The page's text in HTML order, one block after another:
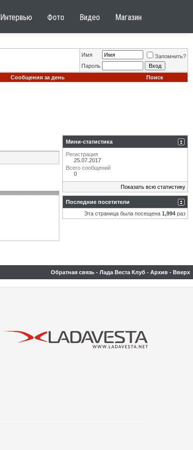
Интервью Фото Видео Магазин
Имя
Запомнить?
Пароль
Сообщения за день Поиск
Мини-статистика
Регистрация
25.07.2017
Всего сообщений
0
Показать всю статистику
Последние посетители
Эта страница была посещена 1,994 раз
Обратная связь - Лада Веста Клуб - Архив - Вверх